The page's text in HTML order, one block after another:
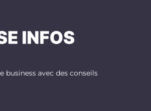
business avec des conseils